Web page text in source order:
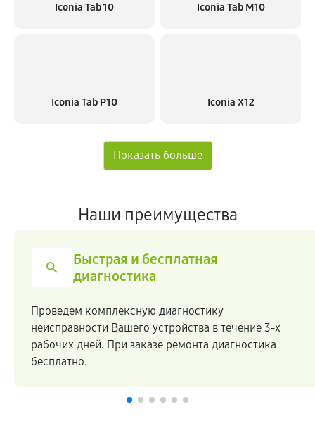
Iconia Tab 10 Iconia Tab M10
Iconia Tab P10 Iconia X12
Наши преимущества
Быстрая и бесплатная
диагностика
Проведем комплексную диагностику
неисправности Вашего устройства в течение 3-х
рабочих дней. При заказе ремонта диагностика
бесплатно.